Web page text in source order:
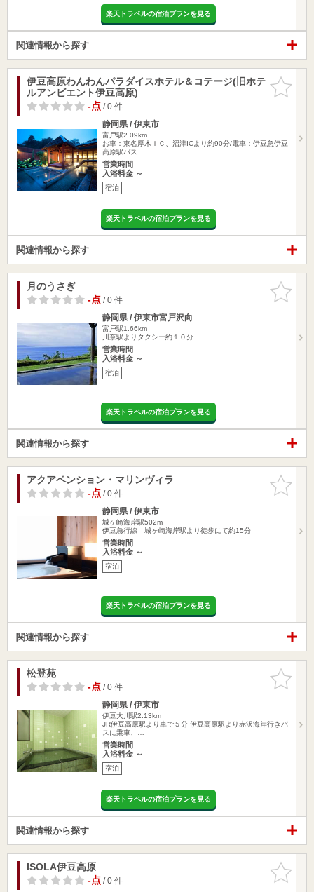
楽天トラベルの宿泊プランを見る
関連情報から探す
お気に入
りに追加
伊豆高原わんわんパラダイスホテル＆コテージ(旧ホテ
ルアンビエント伊豆高原)
-点/ 0 件
静岡県 / 伊東市
富戸駅2.09km
お車：東名厚木ＩＣ、沼津ICより約90分/電車：伊豆急伊豆
高原駅バス…
営業時間
入浴料金 ～
宿泊
楽天トラベルの宿泊プランを見る
関連情報から探す
お気に入
りに追加
月のうさぎ
-点/ 0 件
静岡県 / 伊東市富戸沢向
富戸駅1.66km
川奈駅よりタクシー約１０分
営業時間
入浴料金 ～
宿泊
楽天トラベルの宿泊プランを見る
関連情報から探す
お気に入
りに追加
アクアペンション・マリンヴィラ
-点/ 0 件
静岡県 / 伊東市
城ヶ崎海岸駅502m
伊豆急行線 城ヶ崎海岸駅より徒歩にて約15分
営業時間
入浴料金 ～
宿泊
楽天トラベルの宿泊プランを見る
関連情報から探す
お気に入
りに追加
松登苑
-点/ 0 件
静岡県 / 伊東市
伊豆大川駅2.13km
JR伊豆高原駅より車で５分 伊豆高原駅より赤沢海岸行きバ
スに乗車、…
営業時間
入浴料金 ～
宿泊
楽天トラベルの宿泊プランを見る
関連情報から探す
お気に入
りに追加
ISOLA伊豆高原
-点/ 0 件